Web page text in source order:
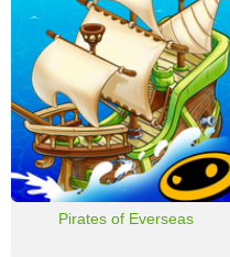
Pirates of Everseas